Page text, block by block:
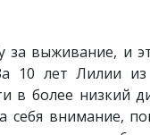
за выживание, и
10 лет Лилии из
в более низкий
внимание,